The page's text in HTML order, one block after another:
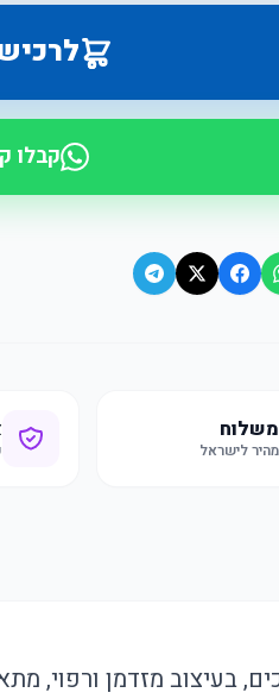
קבלו
משלוח
מהיר לישראל
מזדמן ורפוי,